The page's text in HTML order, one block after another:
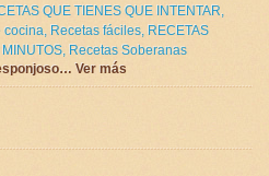
QUE TIENES QUE INTENTAR,
cocina, Recetas fáciles, RECETAS
, Recetas Soberanas
Ver más